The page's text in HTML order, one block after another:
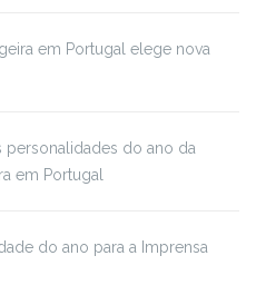
em Portugal elege nova
personalidades do ano da
em Portugal
do ano para a Imprensa